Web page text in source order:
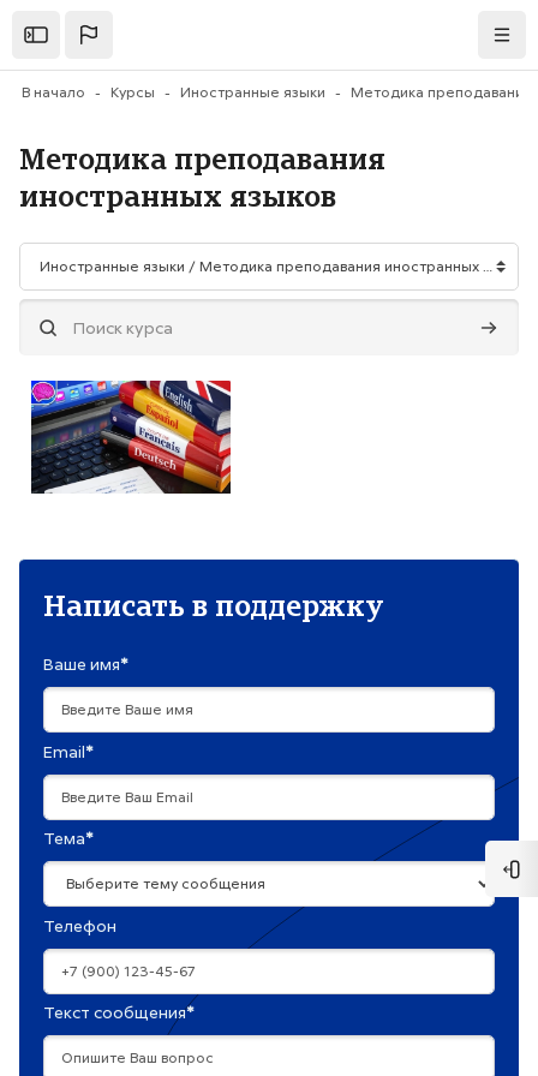
Открыть
В начало Курсы Иностранные языки
Методика преподавания
иностранных языков
Категории курсов
Поиск курса Поиск
Написать в поддержку
Ваше имя*
Email*
Тема*
Телефон
Текст сообщения*